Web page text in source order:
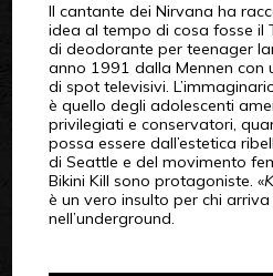
Il cantante dei Nirvana ha
idea al tempo di cosa fosse il
di deodorante per teenager
anno 1991 dalla Mennen con
di spot televisivi.
è quello degli adolescenti
privilegiati e conservatori,
possa essere dall’estetica
di Seattle e del movimento
Bikini Kill sono protagoniste. «
è un vero insulto per chi
nell’underground.